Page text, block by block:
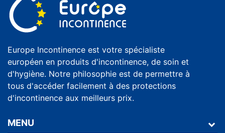
Europe Incontinence est votre spécialiste
européen en produits d'incontinence, de soin et
d'hygiène. Notre philosophie est de permettre à
tous d'accéder facilement à des protections
d'incontinence aux meilleurs prix.
MENU